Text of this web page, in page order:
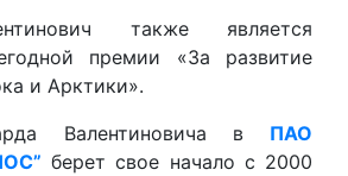
также является
премии «За развитие
и Арктики».
Валентиновича в ПАО
берет свое начало с 2000